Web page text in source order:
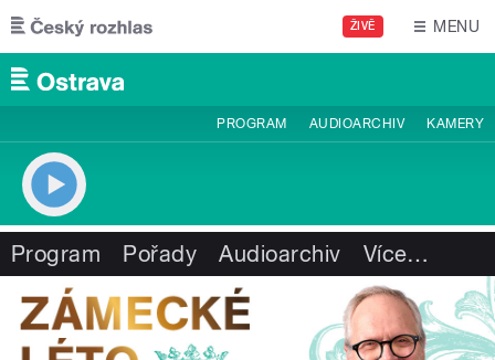
Přejít k hlavnímu obsahu
ŽIVĚ MENU
PROGRAM AUDIOARCHIV KAMERY
Program Pořady Audioarchiv Více…